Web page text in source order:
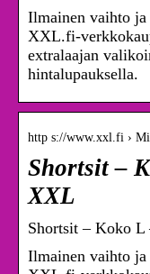
Ilmainen vaihto ja
XXL.fi-
extralaajan
hintalupauksella.
http s://www.xxl.fi ›
Shortsit –
XXL
Shortsit – Koko L
Ilmainen vaihto